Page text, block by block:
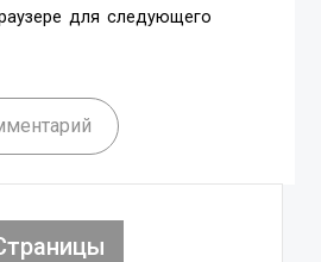
для следующего